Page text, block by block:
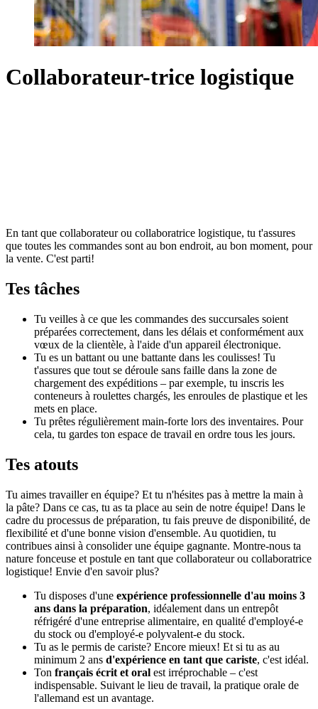
Collaborateur-trice logistique
En tant que collaborateur ou collaboratrice logistique, tu t'assures
que toutes les commandes sont au bon endroit, au bon moment, pour
la vente. C'est parti!
Tes tâches
Tu veilles à ce que les commandes des succursales soient
préparées correctement, dans les délais et conformément aux
vœux de la clientèle, à l'aide d'un appareil électronique.
Tu es un battant ou une battante dans les coulisses! Tu
t'assures que tout se déroule sans faille dans la zone de
chargement des expéditions – par exemple, tu inscris les
conteneurs à roulettes chargés, les enroules de plastique et les
mets en place.
Tu prêtes régulièrement main-forte lors des inventaires. Pour
cela, tu gardes ton espace de travail en ordre tous les jours.
Tes atouts
Tu aimes travailler en équipe? Et tu n'hésites pas à mettre la main à
la pâte? Dans ce cas, tu as ta place au sein de notre équipe! Dans le
cadre du processus de préparation, tu fais preuve de disponibilité, de
flexibilité et d'une bonne vision d'ensemble. Au quotidien, tu
contribues ainsi à consolider une équipe gagnante. Montre-nous ta
nature fonceuse et postule en tant que collaborateur ou collaboratrice
logistique! Envie d'en savoir plus?
Tu disposes d'une expérience professionnelle d'au moins 3
ans dans la préparation, idéalement dans un entrepôt
réfrigéré d'une entreprise alimentaire, en qualité d'employé-e
du stock ou d'employé-e polyvalent-e du stock.
Tu as le permis de cariste? Encore mieux! Et si tu as au
minimum 2 ans d'expérience en tant que cariste, c'est idéal.
Ton français écrit et oral est irréprochable – c'est
indispensable. Suivant le lieu de travail, la pratique orale de
l'allemand est un avantage.